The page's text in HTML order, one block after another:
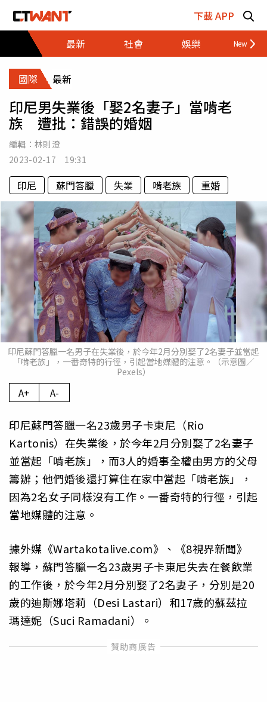
下載 APP
最新
社會 娛樂 財經
國際 最新
印尼男失業後「娶2名妻子」當啃老
族 遭批：錯誤的婚姻
編輯： 林則澄
2023-02-17 19:31
印尼 蘇門答臘 失業 啃老族 重婚
印尼蘇門答臘一名男子在失業後，於今年2月分別娶了2名妻子並當起
「啃老族」，一番奇特的行徑，引起當地媒體的注意。（示意圖／
Pexels）
A+ A-
印尼蘇門答臘一名23歲男子卡東尼（Rio
Kartonis）在失業後，於今年2月分別娶了2名妻子
並當起「啃老族」，而3人的婚事全權由男方的父母
籌辦；他們婚後還打算住在家中當起「啃老族」，
因為2名女子同樣沒有工作。一番奇特的行徑，引起
當地媒體的注意。
據外媒《Wartakotalive.com》、《8視界新聞》
報導，蘇門答臘一名23歲男子卡東尼失去在餐飲業
的工作後，於今年2月分別娶了2名妻子，分別是20
歲的迪斯娜塔莉（Desi Lastari）和17歲的蘇茲拉
瑪達妮（Suci Ramadani）。